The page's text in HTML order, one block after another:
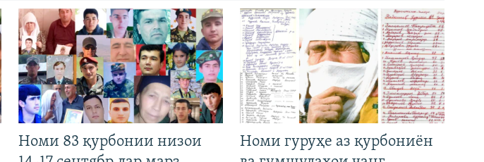
Номи 83 қурбонии низои
Номи гуруҳе аз қурбониён